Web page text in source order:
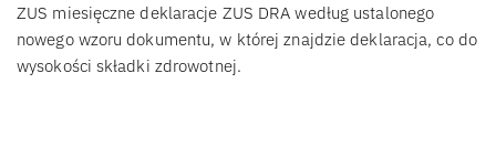
ZUS miesięczne deklaracje ZUS DRA według ustalonego
nowego wzoru dokumentu, w której znajdzie deklaracja, co do
wysokości składki zdrowotnej.